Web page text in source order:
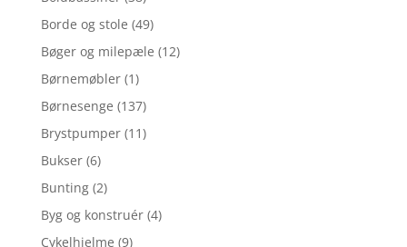
Borde og stole (49)
Bøger og milepæle (12)
Børnemøbler (1)
Børnesenge (137)
Brystpumper (11)
Bukser (6)
Bunting (2)
Byg og konstruér (4)
Cykelhjelme (9)